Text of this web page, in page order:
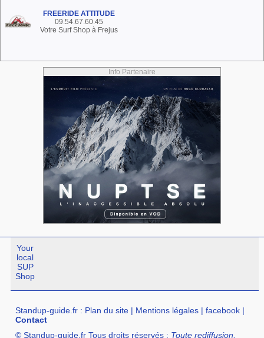
FREERIDE ATTITUDE
09.54.67.60.45
Votre Surf Shop à Frejus
Info Partenaire
Your
local
SUP
Shop
Standup-guide.fr : Plan du site | Mentions légales |facebook |
Contact
© Standup-guide.fr Tous droits réservés : Toute rediffusion,